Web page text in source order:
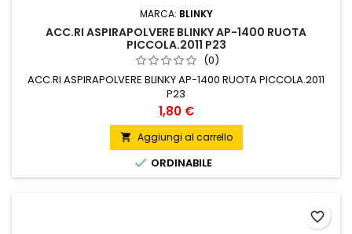
MARCA: BLINKY
ACC.RI ASPIRAPOLVERE BLINKY AP-1400 RUOTA
PICCOLA.2011 P23
(0)
ACC.RI ASPIRAPOLVERE BLINKY AP-1400 RUOTA PICCOLA.2011
P23
Prezzo
1,80 €
 Aggiungi al carrello
 ORDINABILE
favorite_border